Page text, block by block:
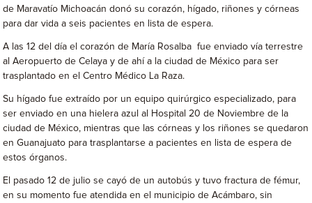
de Maravatío Michoacán donó su corazón, hígado, riñones y córneas
para dar vida a seis pacientes en lista de espera.
A las 12 del día el corazón de María Rosalba fue enviado vía terrestre
al Aeropuerto de Celaya y de ahí a la ciudad de México para ser
trasplantado en el Centro Médico La Raza.
Su hígado fue extraído por un equipo quirúrgico especializado, para
ser enviado en una hielera azul al Hospital 20 de Noviembre de la
ciudad de México, mientras que las córneas y los riñones se quedaron
en Guanajuato para trasplantarse a pacientes en lista de espera de
estos órganos.
El pasado 12 de julio se cayó de un autobús y tuvo fractura de fémur,
en su momento fue atendida en el municipio de Acámbaro, sin